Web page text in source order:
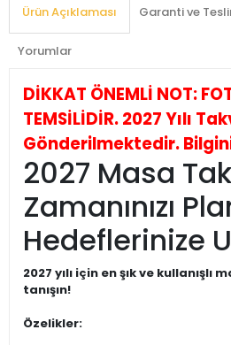
Ürün Açıklaması Garanti ve
Yorumlar
DİKKAT ÖNEMLİ NOT:
TEMSİLİDİR. 2027 Yılı
Gönderilmektedir.
2027 Masa
Zamanınızı
Hedeflerinize
2027 yılı için en şık ve
tanışın!
Özelikler: